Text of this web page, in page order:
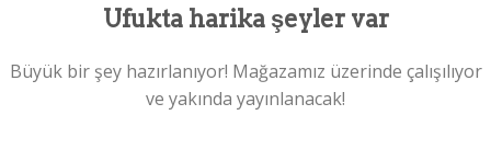
Ufukta harika şeyler var
Büyük bir şey hazırlanıyor! Mağazamız üzerinde çalışılıyor
ve yakında yayınlanacak!